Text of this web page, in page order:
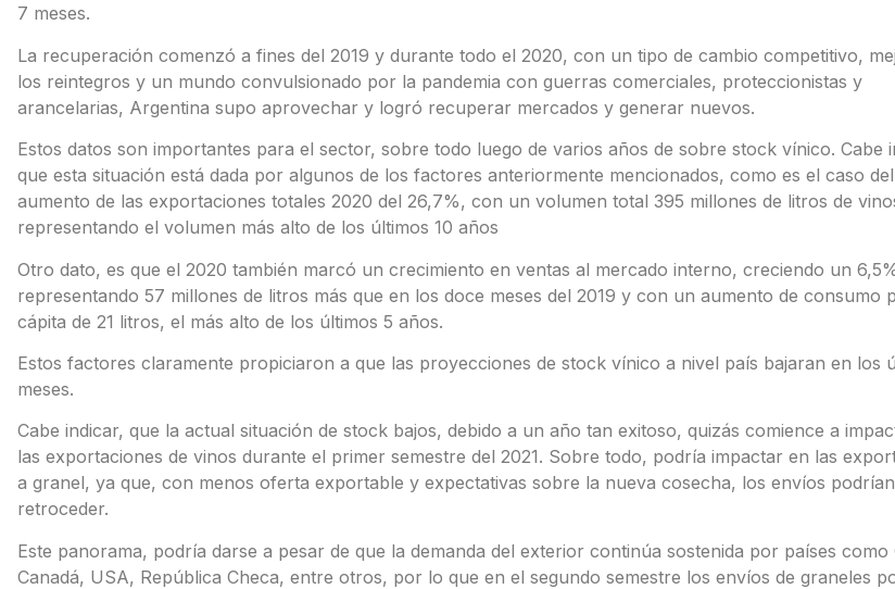
7 meses.
La recuperación comenzó a fines del 2019 y durante todo el 2020, con un tipo de cambio competitivo,
los reintegros y un mundo convulsionado por la pandemia con guerras comerciales, proteccionistas y
arancelarias, Argentina supo aprovechar y logró recuperar mercados y generar nuevos.
Estos datos son importantes para el sector, sobre todo luego de varios años de sobre stock vínico. Cabe
que esta situación está dada por algunos de los factores anteriormente mencionados, como es el caso del
aumento de las exportaciones totales 2020 del 26,7%, con un volumen total 395 millones de litros de
representando el volumen más alto de los últimos 10 años
Otro dato, es que el 2020 también marcó un crecimiento en ventas al mercado interno, creciendo un
representando 57 millones de litros más que en los doce meses del 2019 y con un aumento de consumo
cápita de 21 litros, el más alto de los últimos 5 años.
Estos factores claramente propiciaron a que las proyecciones de stock vínico a nivel país bajaran en los
meses.
Cabe indicar, que la actual situación de stock bajos, debido a un año tan exitoso, quizás comience a
las exportaciones de vinos durante el primer semestre del 2021. Sobre todo, podría impactar en las
a granel, ya que, con menos oferta exportable y expectativas sobre la nueva cosecha, los envíos podrían
retroceder.
Este panorama, podría darse a pesar de que la demanda del exterior continúa sostenida por países como
Canadá, USA, República Checa, entre otros, por lo que en el segundo semestre los envíos de graneles